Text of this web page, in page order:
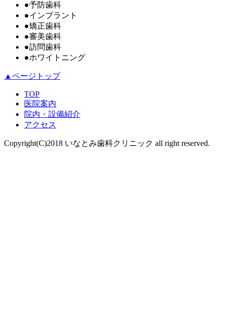
●予防歯科
●インプラント
●矯正歯科
●審美歯科
●訪問歯科
●ホワイトニング
▲ページトップ
TOP
医院案内
院内・設備紹介
アクセス
Copyright(C)2018 いなとみ歯科クリニック all right reserved.